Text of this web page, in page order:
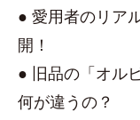
● 愛用者のリア
開！
● 旧品の「オル
何が違うの？